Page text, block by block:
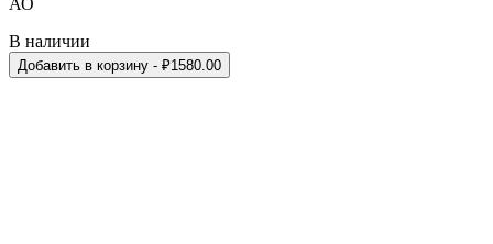
АО
В наличии
Добавить в корзину - ₽1580.00